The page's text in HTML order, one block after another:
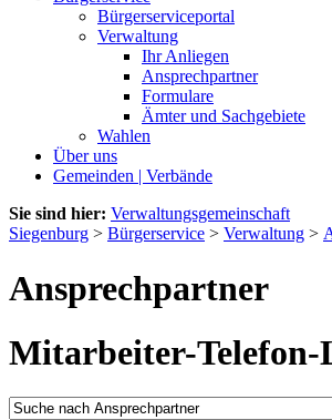
Bürgerserviceportal
Verwaltung
Ihr Anliegen
Ansprechpartner
Formulare
Ämter und Sachgebiete
Wahlen
Über uns
Gemeinden | Verbände
Sie sind hier: Verwaltungsgemeinschaft
Siegenburg > Bürgerservice > Verwaltung >
Ansprechpartner
Mitarbeiter-Telefon-